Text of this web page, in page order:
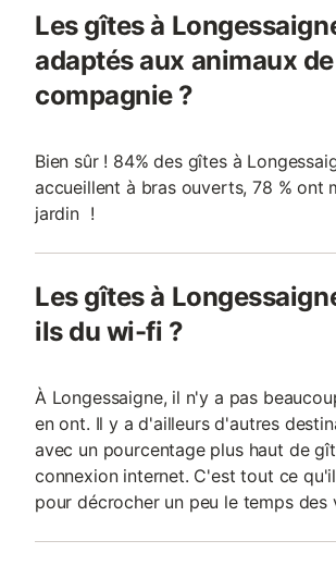
Les gîtes à
adaptés aux animaux de
compagnie ?
Bien sûr ! 84% des gîtes à
accueillent à bras ouverts, 78 % ont
jardin !
Les gîtes à
ils du wi-fi ?
À Longessaigne, il n'y a pas
en ont. Il y a d'ailleurs d'autres
avec un pourcentage plus haut de
connexion internet. C'est tout ce
pour décrocher un peu le temps des